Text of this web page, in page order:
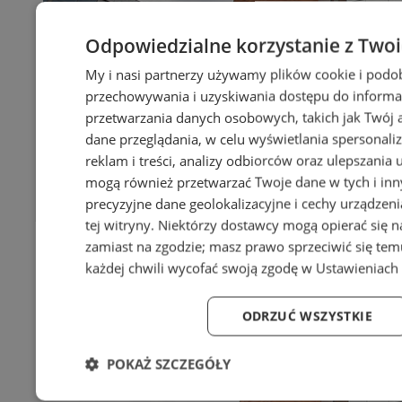
Odpowiedzialne korzystanie z
My i nasi partnerzy używamy plików cookie i
przechowywania i uzyskiwania dostępu do
przetwarzania danych osobowych, takich jak
dane przeglądania, w celu wyświetlania
reklam i treści, analizy odbiorców oraz ulepszania
mogą również przetwarzać Twoje dane w tych i
precyzyjne dane geolokalizacyjne i cechy
tej witryny. Niektórzy dostawcy mogą opierać się
zamiast na zgodzie; masz prawo sprzeciwić się
każdej chwili wycofać swoją zgodę w
ODRZUĆ WSZYSTKIE
POKAŻ SZCZEGÓŁY